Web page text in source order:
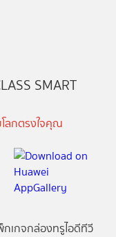
SMART
ลกตรงใจคุณ
กเกจกล่องทรูไอดีทีวี